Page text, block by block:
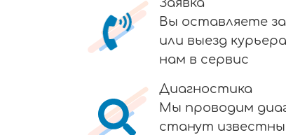
Заявка
Вы оставляете
или выезд
нам в сервис
Диагностика
Мы проводим
станут